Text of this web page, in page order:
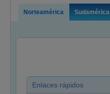
Norteamérica Sudamérica
Enlaces rápidos